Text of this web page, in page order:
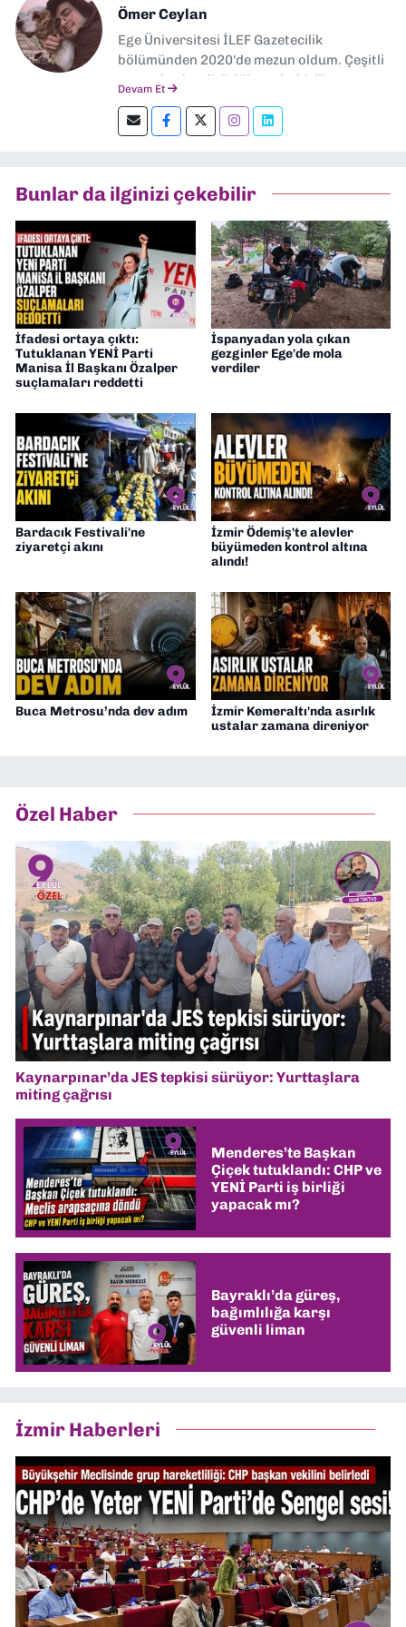
Ömer Ceylan
Ege Üniversitesi İLEF Gazetecilik
bölümünden 2020'de mezun oldum. Çeşitli
gazetelerde editörlük, muhabirlik yaptım.
editörlük yapıyorum.
Devam Et
Bunlar da ilginizi çekebilir
İfadesi ortaya çıktı:
Tutuklanan YENİ Parti
Manisa İl Başkanı Özalper
suçlamaları reddetti
İspanyadan yola çıkan
gezginler Ege'de mola
verdiler
Bardacık Festivali'ne
ziyaretçi akını
İzmir Ödemiş'te alevler
büyümeden kontrol altına
alındı!
Buca Metrosu’nda dev adım
İzmir Kemeraltı'nda asırlık
ustalar zamana direniyor
Özel Haber
Kaynarpınar’da JES tepkisi sürüyor: Yurttaşlara
miting çağrısı
Menderes’te Başkan
Çiçek tutuklandı: CHP ve
YENİ Parti iş birliği
yapacak mı?
Bayraklı’da güreş,
bağımlılığa karşı
güvenli liman
İzmir Haberleri